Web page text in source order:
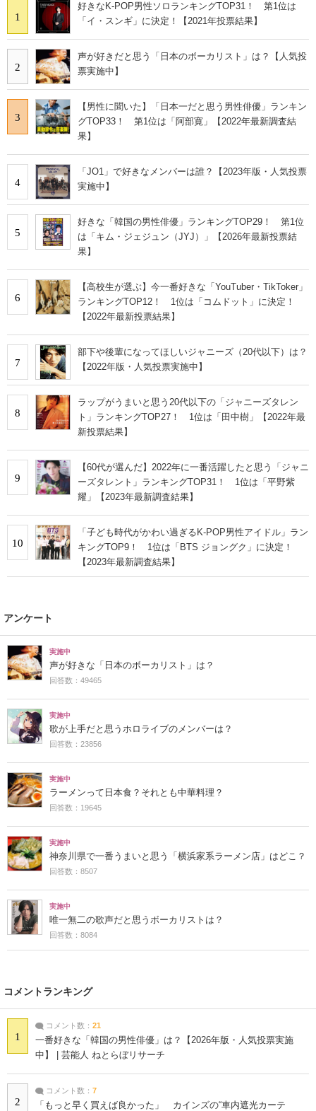
1
好きなK-POP男性ソロランキングTOP31！ 第1位は
「イ・スンギ」に決定！【2021年投票結果】
2
声が好きだと思う「日本のボーカリスト」は？【人気投
票実施中】
3
【男性に聞いた】「日本一だと思う男性俳優」ランキン
グTOP33！ 第1位は「阿部寛」【2022年最新調査結
果】
4
「JO1」で好きなメンバーは誰？【2023年版・人気投票
実施中】
5
好きな「韓国の男性俳優」ランキングTOP29！ 第1位
は「キム・ジェジュン（JYJ）」【2026年最新投票結
果】
6
【高校生が選ぶ】今一番好きな「YouTuber・TikToker」
ランキングTOP12！ 1位は「コムドット」に決定！
【2022年最新投票結果】
7
部下や後輩になってほしいジャニーズ（20代以下）は？
【2022年版・人気投票実施中】
8
ラップがうまいと思う20代以下の「ジャニーズタレン
ト」ランキングTOP27！ 1位は「田中樹」【2022年最
新投票結果】
9
【60代が選んだ】2022年に一番活躍したと思う「ジャニ
ーズタレント」ランキングTOP31！ 1位は「平野紫
耀」【2023年最新調査結果】
10
「子ども時代がかわい過ぎるK-POP男性アイドル」ラン
キングTOP9！ 1位は「BTS ジョングク」に決定！
【2023年最新調査結果】
アンケート
実施中
声が好きな「日本のボーカリスト」は？
回答数：49465
実施中
歌が上手だと思うホロライブのメンバーは？
回答数：23856
実施中
ラーメンって日本食？それとも中華料理？
回答数：19645
実施中
神奈川県で一番うまいと思う「横浜家系ラーメン店」はどこ？
回答数：8507
実施中
唯一無二の歌声だと思うボーカリストは？
回答数：8084
コメントランキング
1
コメント数： 21
一番好きな「韓国の男性俳優」は？【2026年版・人気投票実施
中】 | 芸能人 ねとらぼリサーチ
2
コメント数： 7
「もっと早く買えば良かった」 カインズの“車内遮光カーテ